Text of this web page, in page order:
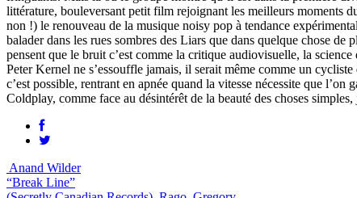
littérature, bouleversant petit film rejoignant les meilleurs moments
non !) le renouveau de la musique noisy pop à tendance
balader dans les rues sombres des Liars que dans quelque chose
pensent que le bruit c’est comme la critique audiovisuelle, la
Peter Kernel ne s’essouffle jamais, il serait même comme un
c’est possible, rentrant en apnée quand la vitesse nécessite que
Coldplay, comme face au désintérêt de la beauté des choses
Anand Wilder
“Break Line”